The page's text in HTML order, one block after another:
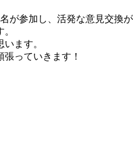
が参加し、活発な意見交換が
ます。
っていきます！